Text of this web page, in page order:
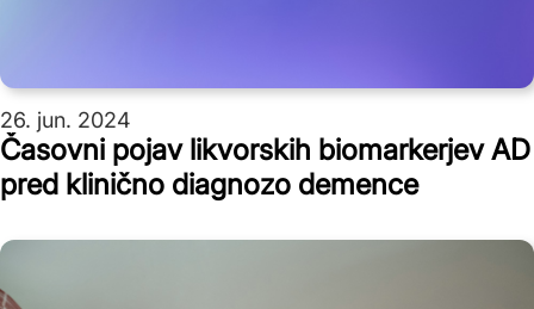
26. jun. 2024
Časovni pojav likvorskih biomarkerjev AD
pred klinično diagnozo demence